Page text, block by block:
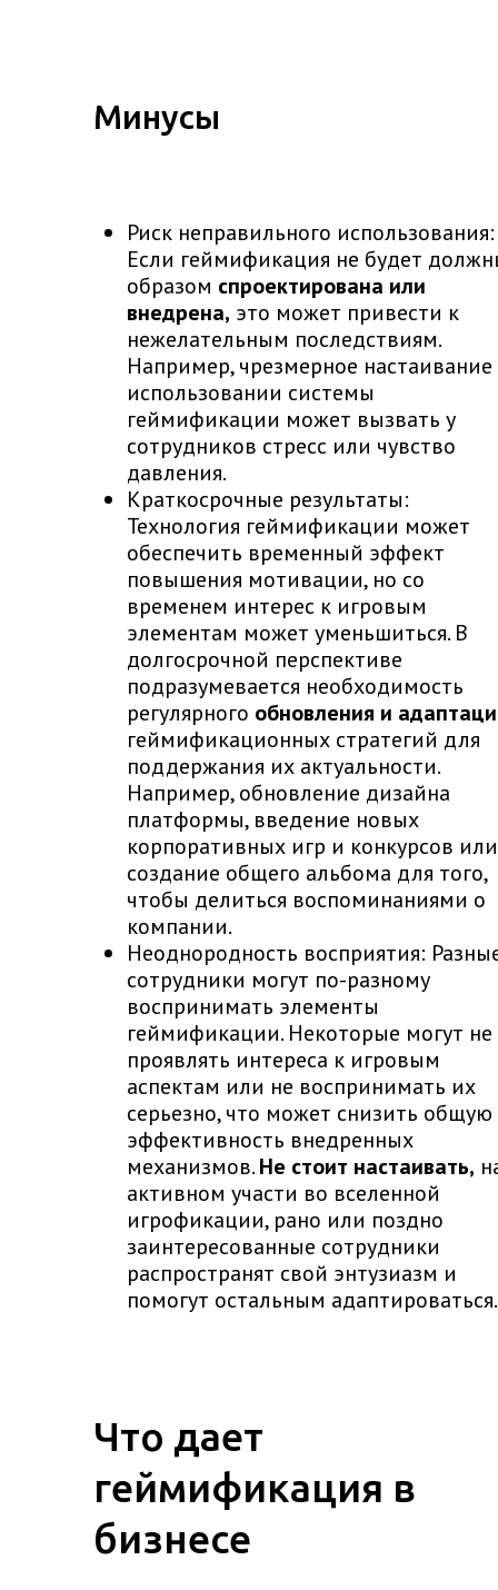
Минусы
Риск неправильного использования:
Если геймификация не будет
образом спроектирована или
внедрена, это может привести к
нежелательным последствиям.
Например, чрезмерное настаивание
использовании системы
геймификации может вызвать у
сотрудников стресс или чувство
давления.
Краткосрочные результаты:
Технология геймификации может
обеспечить временный эффект
повышения мотивации, но со
временем интерес к игровым
элементам может уменьшиться. В
долгосрочной перспективе
подразумевается необходимость
регулярного обновления и
геймификационных стратегий для
поддержания их актуальности.
Например, обновление дизайна
платформы, введение новых
корпоративных игр и конкурсов или
создание общего альбома для того,
чтобы делиться воспоминаниями о
компании.
Неоднородность восприятия:
сотрудники могут по-разному
воспринимать элементы
геймификации. Некоторые могут не
проявлять интереса к игровым
аспектам или не воспринимать их
серьезно, что может снизить общую
эффективность внедренных
механизмов.Не стоит настаивать,
активном участи во вселенной
игрофикации, рано или поздно
заинтересованные сотрудники
распространят свой энтузиазм и
помогут остальным адаптироваться.
Что дает
геймификация в
бизнесе